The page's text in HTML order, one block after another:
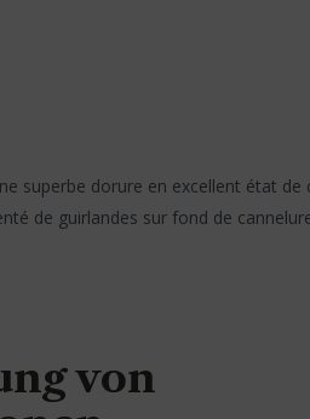
superbe dorure en excellent état de
de guirlandes sur fond de
von